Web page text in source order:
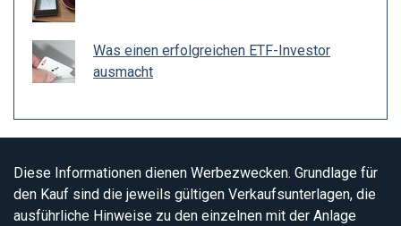
Was einen erfolgreichen ETF-Investor
ausmacht
Diese Informationen dienen Werbezwecken. Grundlage für
den Kauf sind die jeweils gültigen Verkaufsunterlagen, die
ausführliche Hinweise zu den einzelnen mit der Anlage